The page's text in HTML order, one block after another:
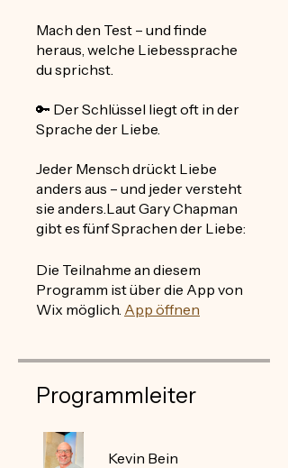
Mach den Test – und finde
heraus, welche Liebessprache
du sprichst.
🔑 Der Schlüssel liegt oft in der
Sprache der Liebe.
Jeder Mensch drückt Liebe
anders aus – und jeder versteht
sie anders.Laut Gary Chapman
gibt es fünf Sprachen der Liebe:
Die Teilnahme an diesem
Programm ist über die App von
Wix möglich. App öffnen
Programmleiter
Kevin Bein